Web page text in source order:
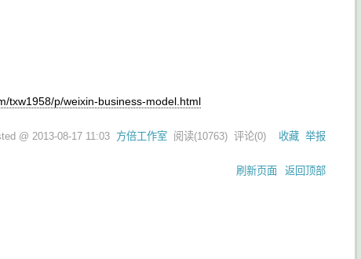
txw1958/p/weixin-business-model.html
@ 2013-08-17 11:03 方倍工作室 阅读(10763) 评论(0) 收藏 举报
刷新页面 返回顶部